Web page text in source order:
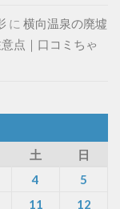
に 横向温泉の廃墟
点｜口コミちゃ
土
日
4
5
11
12